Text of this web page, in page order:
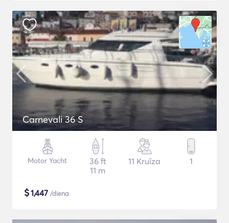
Carnevali 36 S
Motor Yacht
36 ft
11 m
11 Kruīza 1
$1,447 /diena